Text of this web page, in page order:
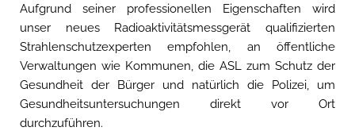
Aufgrund seiner professionellen Eigenschaften wird
unser neues Radioaktivitätsmessgerät qualifizierten
Strahlenschutzexperten empfohlen, an öffentliche
Verwaltungen wie Kommunen, die ASL zum Schutz der
Gesundheit der Bürger und natürlich die Polizei, um
Gesundheitsuntersuchungen direkt vor Ort
durchzuführen.